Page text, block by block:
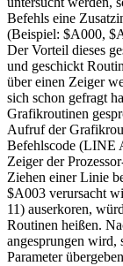
Befehls eine
(Beispiel: $A000,
Der Vorteil dieses
und geschickt
über einen Zeiger
sich schon gefragt
Grafikroutinen
Aufruf der
Befehlscode (LINE
Zeiger der
Ziehen einer Linie
$A003 verursacht
11) auserkoren,
Routinen heißen.
angesprungen wird,
Parameter